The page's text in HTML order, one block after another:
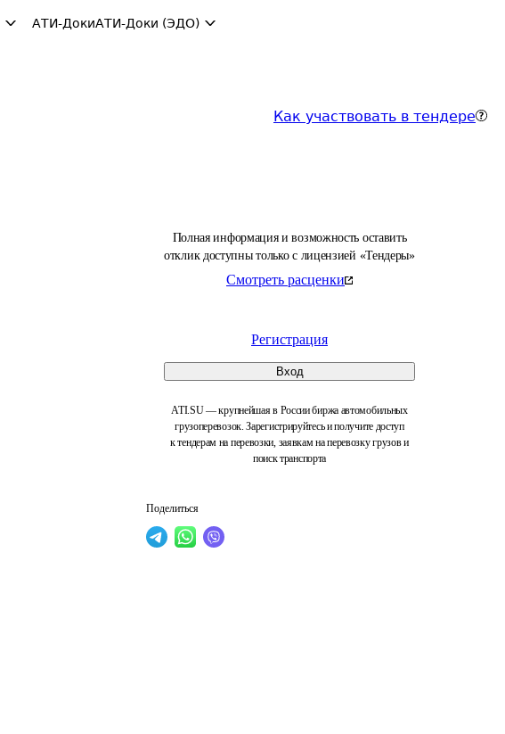
АТИ-ДокиАТИ-Доки (ЭДО)
Как участвовать в тендере
Полная информация и возможность оставить
отклик доступны только с лицензией «Тендеры»
Смотреть расценки
Регистрация
Вход
ATI.SU — крупнейшая в России биржа автомобильных
грузоперевозок. Зарегистрируйтесь и получите доступ
к тендерам на перевозки, заявкам на перевозку грузов и
поиск транспорта
Поделиться